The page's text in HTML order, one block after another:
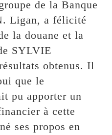
de la Banque
Ligan, a félicité
la douane et la
SYLVIE
obtenus. Il
que le
pu apporter un
à cette
ses propos en